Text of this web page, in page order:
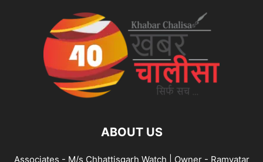
ABOUT US
Associates - M/s Chhattisgarh Watch | Owner - Ramvatar